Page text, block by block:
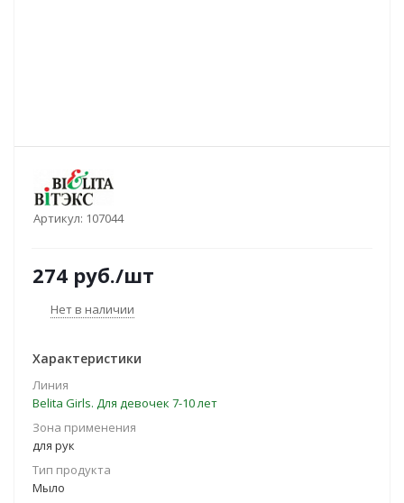
Артикул: 107044
274 руб./шт
Нет в наличии
Характеристики
Линия
Belita Girls. Для девочек 7-10 лет
Зона применения
для рук
Тип продукта
Мыло